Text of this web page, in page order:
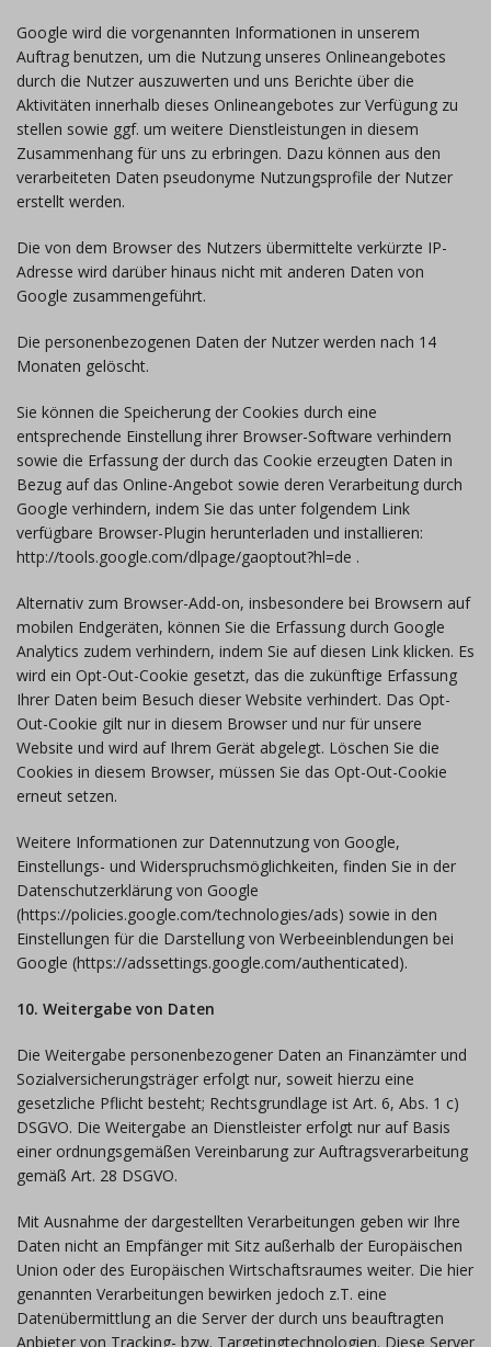
Google wird die vorgenannten Informationen in unserem
Auftrag benutzen, um die Nutzung unseres Onlineangebotes
durch die Nutzer auszuwerten und uns Berichte über die
Aktivitäten innerhalb dieses Onlineangebotes zur Verfügung zu
stellen sowie ggf. um weitere Dienstleistungen in diesem
Zusammenhang für uns zu erbringen. Dazu können aus den
verarbeiteten Daten pseudonyme Nutzungsprofile der Nutzer
erstellt werden.
Die von dem Browser des Nutzers übermittelte verkürzte IP-
Adresse wird darüber hinaus nicht mit anderen Daten von
Google zusammengeführt.
Die personenbezogenen Daten der Nutzer werden nach 14
Monaten gelöscht.
Sie können die Speicherung der Cookies durch eine
entsprechende Einstellung ihrer Browser-Software verhindern
sowie die Erfassung der durch das Cookie erzeugten Daten in
Bezug auf das Online-Angebot sowie deren Verarbeitung durch
Google verhindern, indem Sie das unter folgendem Link
verfügbare Browser-Plugin herunterladen und installieren:
http://tools.google.com/dlpage/gaoptout?hl=de .
Alternativ zum Browser-Add-on, insbesondere bei Browsern auf
mobilen Endgeräten, können Sie die Erfassung durch Google
Analytics zudem verhindern, indem Sie auf diesen Link klicken. Es
wird ein Opt-Out-Cookie gesetzt, das die zukünftige Erfassung
Ihrer Daten beim Besuch dieser Website verhindert. Das Opt-
Out-Cookie gilt nur in diesem Browser und nur für unsere
Website und wird auf Ihrem Gerät abgelegt. Löschen Sie die
Cookies in diesem Browser, müssen Sie das Opt-Out-Cookie
erneut setzen.
Weitere Informationen zur Datennutzung von Google,
Einstellungs- und Widerspruchsmöglichkeiten, finden Sie in der
Datenschutzerklärung von Google
(https://policies.google.com/technologies/ads) sowie in den
Einstellungen für die Darstellung von Werbeeinblendungen bei
Google (https://adssettings.google.com/authenticated).
10. Weitergabe von Daten
Die Weitergabe personenbezogener Daten an Finanzämter und
Sozialversicherungsträger erfolgt nur, soweit hierzu eine
gesetzliche Pflicht besteht; Rechtsgrundlage ist Art. 6, Abs. 1 c)
DSGVO. Die Weitergabe an Dienstleister erfolgt nur auf Basis
einer ordnungsgemäßen Vereinbarung zur Auftragsverarbeitung
gemäß Art. 28 DSGVO.
Mit Ausnahme der dargestellten Verarbeitungen geben wir Ihre
Daten nicht an Empfänger mit Sitz außerhalb der Europäischen
Union oder des Europäischen Wirtschaftsraumes weiter. Die hier
genannten Verarbeitungen bewirken jedoch z.T. eine
Datenübermittlung an die Server der durch uns beauftragten
Anbieter von Tracking- bzw. Targetingtechnologien. Diese Server